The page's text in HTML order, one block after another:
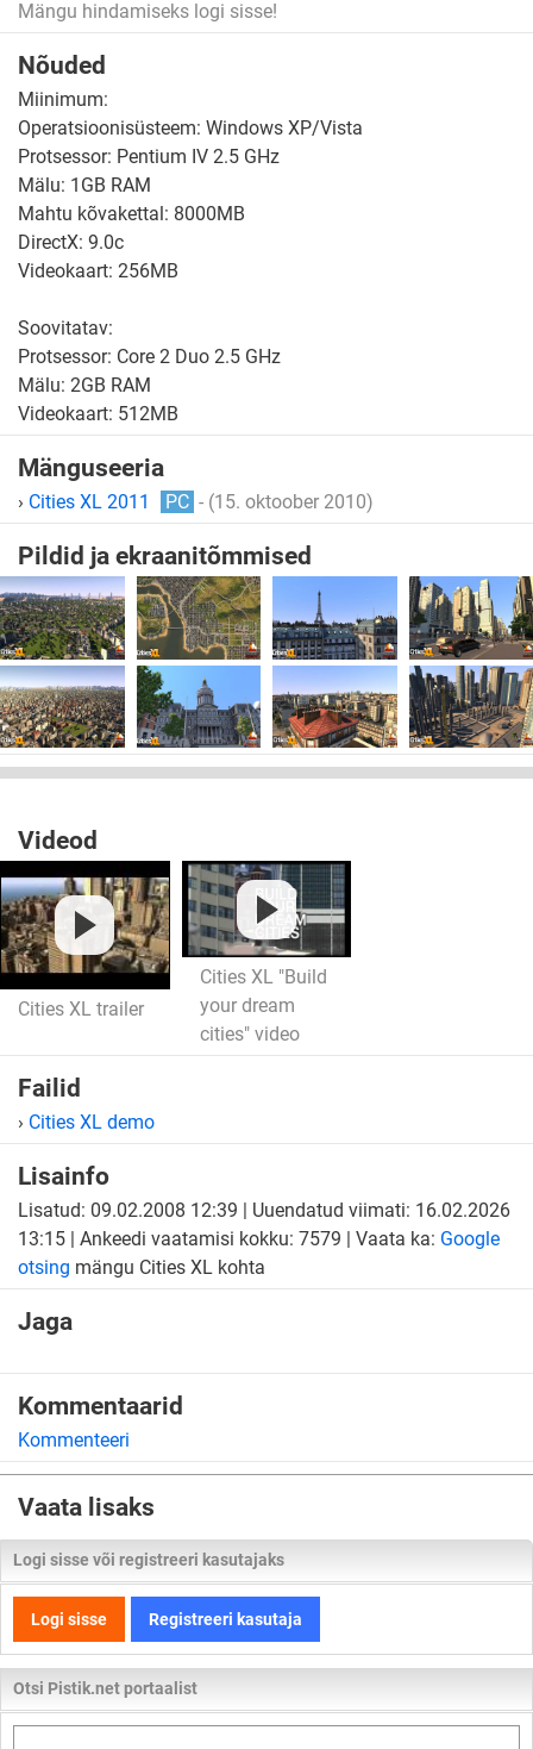
Mängu hindamiseks logi sisse!
Nõuded
Miinimum:
Operatsioonisüsteem: Windows XP/Vista
Protsessor: Pentium IV 2.5 GHz
Mälu: 1GB RAM
Mahtu kõvakettal: 8000MB
DirectX: 9.0c
Videokaart: 256MB
Soovitatav:
Protsessor: Core 2 Duo 2.5 GHz
Mälu: 2GB RAM
Videokaart: 512MB
Mänguseeria
› Cities XL 2011 PC - (15. oktoober 2010)
Pildid ja ekraanitõmmised
Videod
Cities XL trailer
Cities XL "Build
your dream
cities" video
Failid
› Cities XL demo
Lisainfo
Lisatud: 09.02.2008 12:39 | Uuendatud viimati: 16.02.2026
13:15 | Ankeedi vaatamisi kokku: 7579 | Vaata ka: Google
otsing mängu Cities XL kohta
Jaga
Kommentaarid
Kommenteeri
Vaata lisaks
Logi sisse või registreeri kasutajaks
Logi sisse Registreeri kasutaja
Otsi Pistik.net portaalist